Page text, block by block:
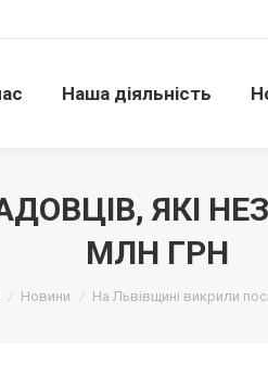
Наша діяльність
ЯКІ
МЛН ГРН
Новини На Львівщині викрили
Наша діяльність